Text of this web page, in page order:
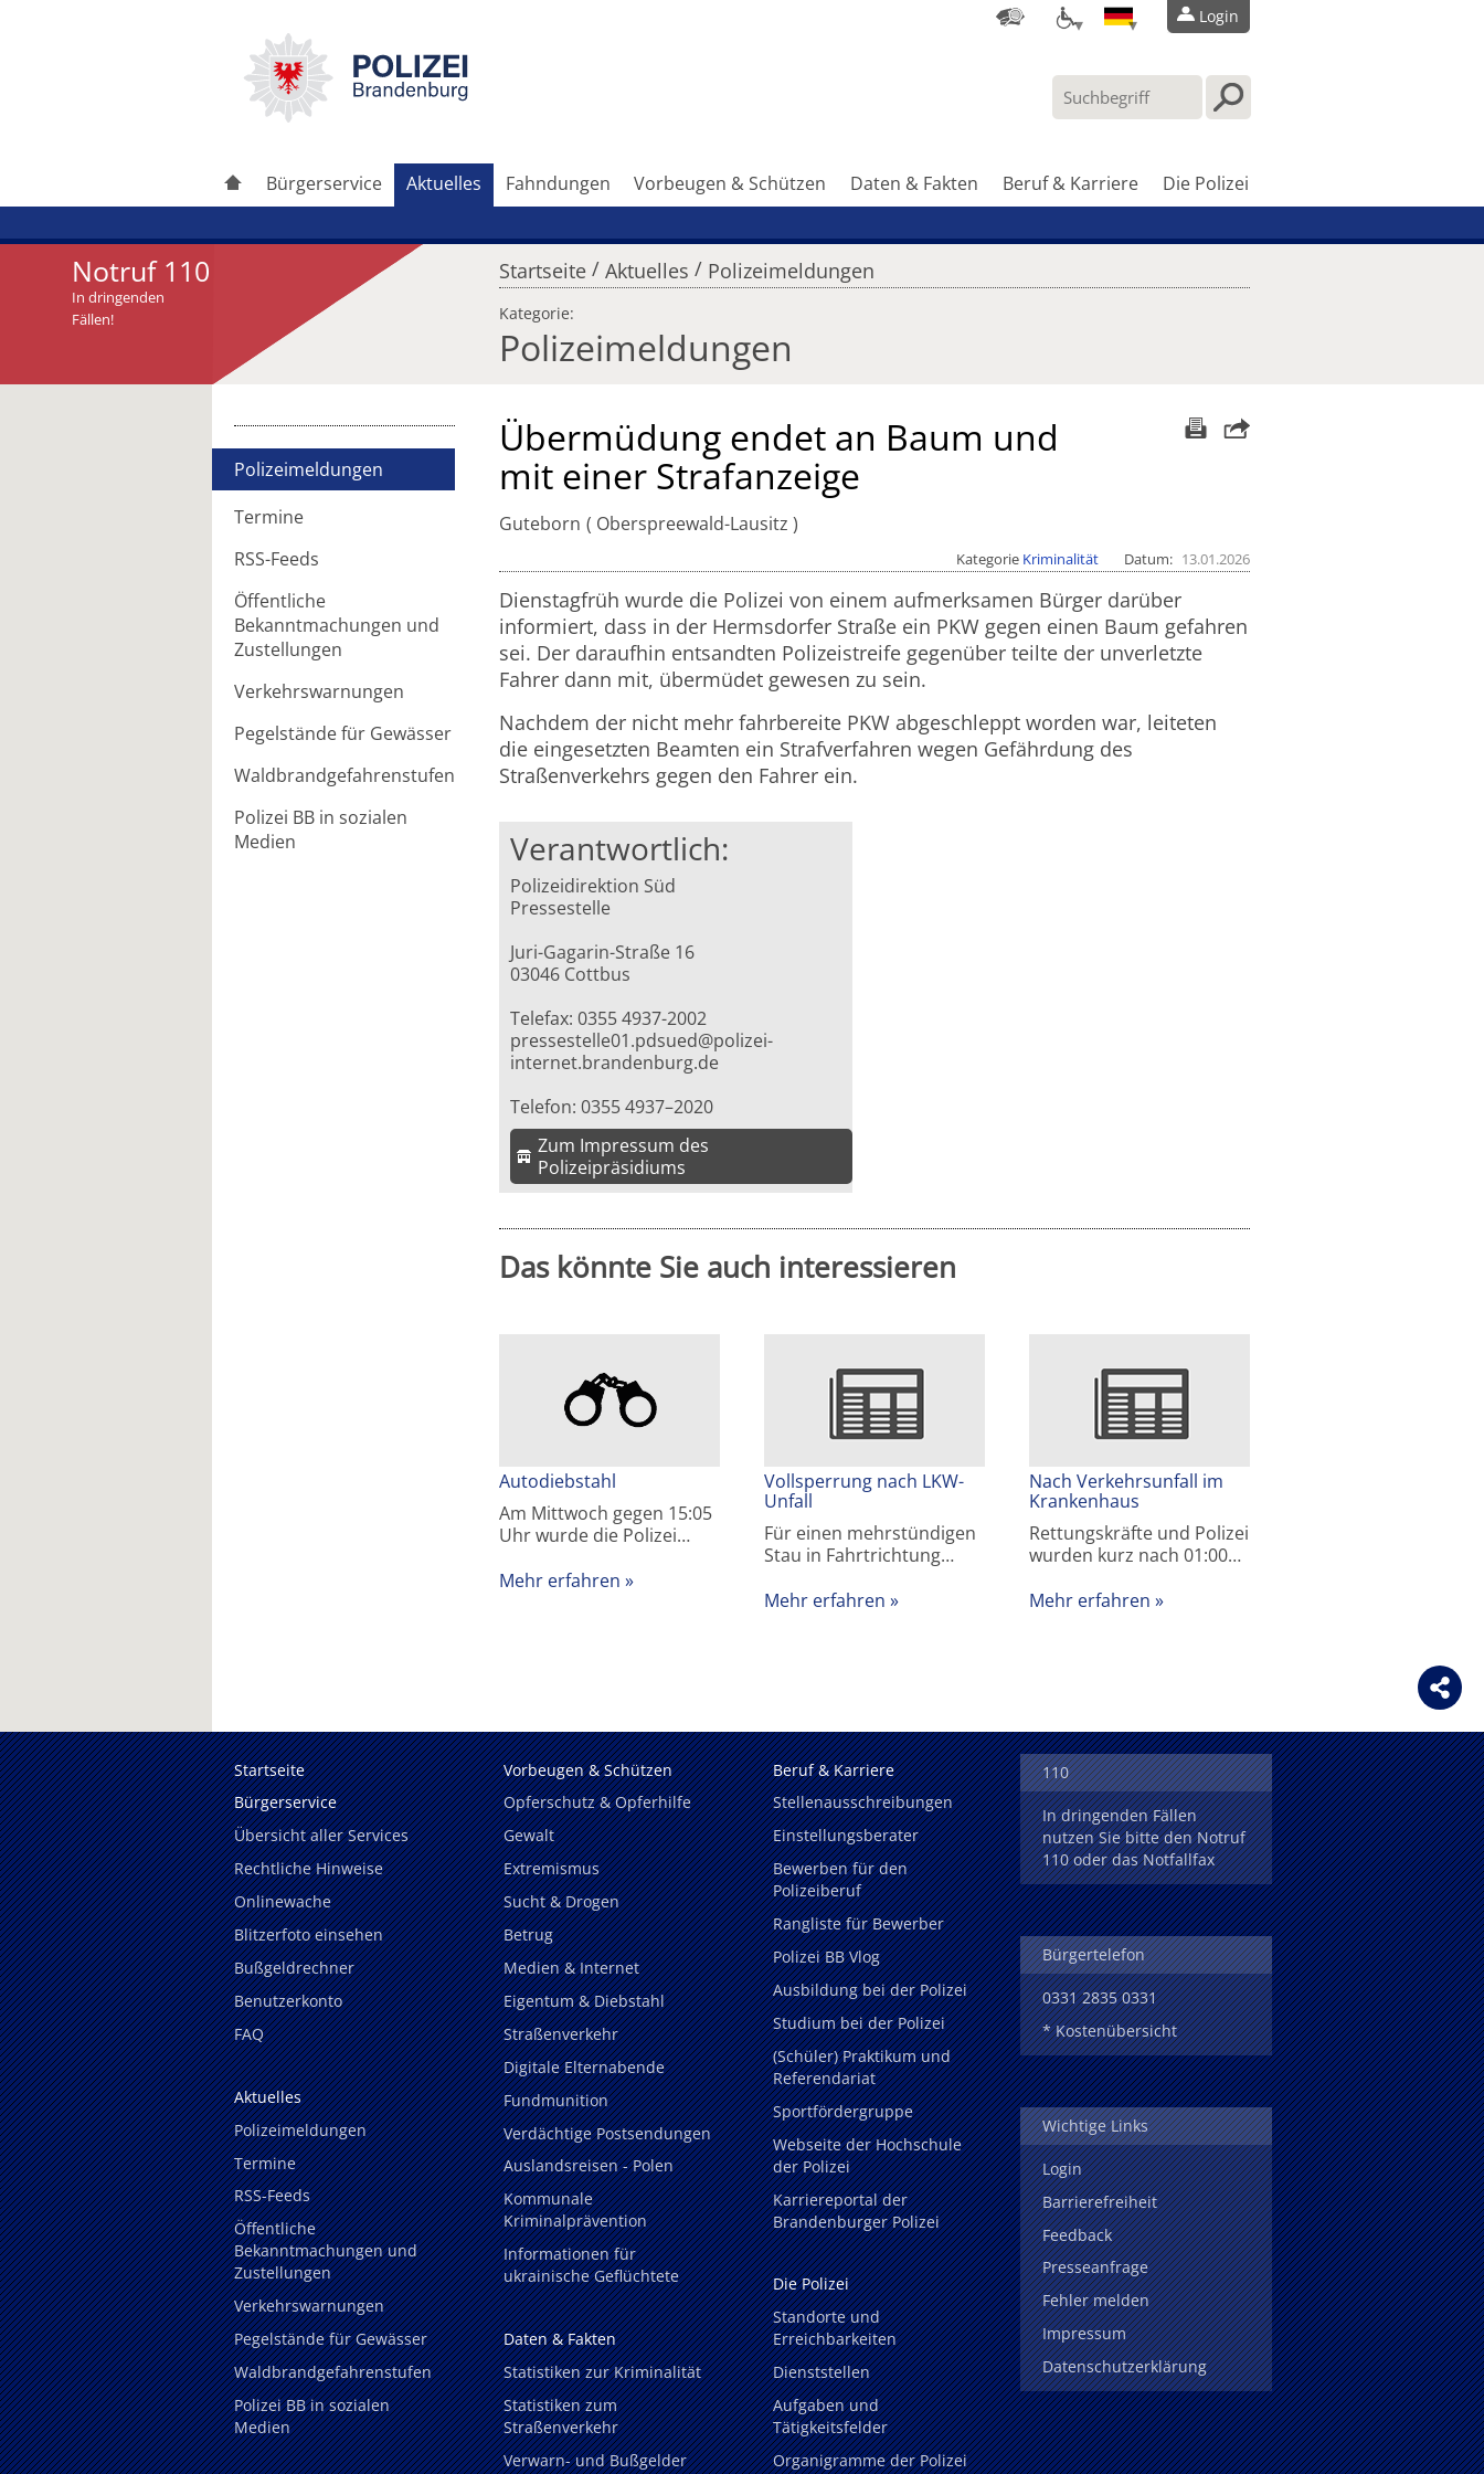
Login
Bürgerservice Aktuelles Fahndungen Vorbeugen & Schützen Daten & Fakten Beruf & Karriere Die Polizei
Notruf 110
In dringenden
Fällen!
Startseite / Aktuelles / Polizeimeldungen
Kategorie:
Polizeimeldungen
Polizeimeldungen
Termine
RSS-Feeds
Öffentliche
Bekanntmachungen und
Zustellungen
Verkehrswarnungen
Pegelstände für Gewässer
Waldbrandgefahrenstufen
Polizei BB in sozialen
Medien
Artikel weiterleiten
Übermüdung endet an Baum und
mit einer Strafanzeige
Guteborn Oberspreewald-Lausitz
Kategorie Kriminalität Datum 13.01.2026
Dienstagfrüh wurde die Polizei von einem aufmerksamen Bürger darüber
informiert, dass in der Hermsdorfer Straße ein PKW gegen einen Baum gefahren
sei. Der daraufhin entsandten Polizeistreife gegenüber teilte der unverletzte
Fahrer dann mit, übermüdet gewesen zu sein.
Nachdem der nicht mehr fahrbereite PKW abgeschleppt worden war, leiteten
die eingesetzten Beamten ein Strafverfahren wegen Gefährdung des
Straßenverkehrs gegen den Fahrer ein.
Verantwortlich:
Polizeidirektion Süd
Pressestelle
Juri-Gagarin-Straße 16
03046 Cottbus
Telefax: 0355 4937-2002
pressestelle01.pdsued@polizei-
internet.brandenburg.de
Telefon: 0355 4937–2020
Zum Impressum des
Polizeipräsidiums
Das könnte Sie auch interessieren
Autodiebstahl
Am Mittwoch gegen 15:05
Uhr wurde die Polizei…
Mehr erfahren
Vollsperrung nach LKW-
Unfall
Für einen mehrstündigen
Stau in Fahrtrichtung…
Mehr erfahren
Nach Verkehrsunfall im
Krankenhaus
Rettungskräfte und Polizei
wurden kurz nach 01:00…
Mehr erfahren
Startseite
Bürgerservice
Übersicht aller Services
Rechtliche Hinweise
Onlinewache
Blitzerfoto einsehen
Bußgeldrechner
Benutzerkonto
FAQ
Aktuelles
Polizeimeldungen
Termine
RSS-Feeds
Öffentliche
Bekanntmachungen und
Zustellungen
Verkehrswarnungen
Pegelstände für Gewässer
Waldbrandgefahrenstufen
Polizei BB in sozialen
Medien
Vorbeugen & Schützen
Opferschutz & Opferhilfe
Gewalt
Extremismus
Sucht & Drogen
Betrug
Medien & Internet
Eigentum & Diebstahl
Straßenverkehr
Digitale Elternabende
Fundmunition
Verdächtige Postsendungen
Auslandsreisen - Polen
Kommunale
Kriminalprävention
Informationen für
ukrainische Geflüchtete
Daten & Fakten
Statistiken zur Kriminalität
Statistiken zum
Straßenverkehr
Verwarn- und Bußgelder
Beruf & Karriere
Stellenausschreibungen
Einstellungsberater
Bewerben für den
Polizeiberuf
Rangliste für Bewerber
Polizei BB Vlog
Ausbildung bei der Polizei
Studium bei der Polizei
(Schüler) Praktikum und
Referendariat
Sportfördergruppe
Webseite der Hochschule
der Polizei
Karriereportal der
Brandenburger Polizei
Die Polizei
Standorte und
Erreichbarkeiten
Dienststellen
Aufgaben und
Tätigkeitsfelder
Organigramme der Polizei
110
In dringenden Fällen
nutzen Sie bitte den Notruf
110 oder das Notfallfax
Bürgertelefon
0331 2835 0331
* Kostenübersicht
Wichtige Links
Login
Barrierefreiheit
Feedback
Presseanfrage
Fehler melden
Impressum
Datenschutzerklärung